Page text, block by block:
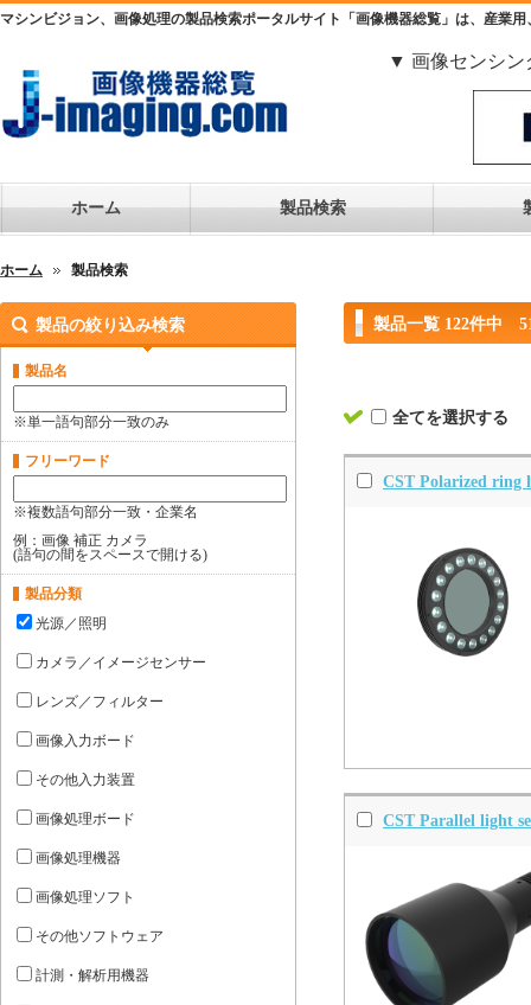
マシンビジョン、画像処理の製品検索ポータルサイト「画像機器総覧」は、産業
▼ 画像センシ
ホーム 製品検索
ホーム 製品検索
製品一覧 122件中
全てを選択する
CST Polarized ring
CST Parallel light
製品の絞り込み検索
製品名
※単一語句部分一致のみ
フリーワード
※複数語句部分一致・企業名
例：画像 補正 カメラ
(語句の間をスペースで開ける)
製品分類
光源／照明
カメラ／イメージセンサー
レンズ／フィルター
画像入力ボード
その他入力装置
画像処理ボード
画像処理機器
画像処理ソフト
その他ソフトウェア
計測・解析用機器